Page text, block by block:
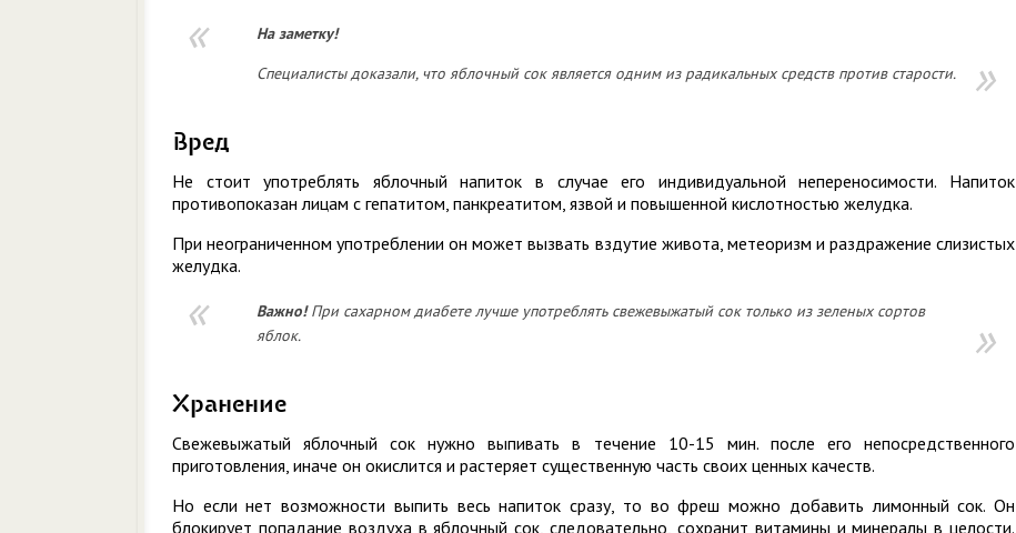
На заметку!
Специалисты доказали, что яблочный сок является одним из радикальных средств против старости.
Вред
Не стоит употреблять яблочный напиток в случае его индивидуальной непереносимости. Напиток
противопоказан лицам с гепатитом, панкреатитом, язвой и повышенной кислотностью желудка.
При неограниченном употреблении он может вызвать вздутие живота, метеоризм и раздражение слизистых
желудка.
Важно!При сахарном диабете лучше употреблять свежевыжатый сок только из зеленых сортов
яблок.
Хранение
Свежевыжатый яблочный сок нужно выпивать в течение 10-15 мин. после его непосредственного
приготовления, иначе он окислится и растеряет существенную часть своих ценных качеств.
Но если нет возможности выпить весь напиток сразу, то во фреш можно добавить лимонный сок. Он
блокирует попадание воздуха в яблочный сок, следовательно, сохранит витамины и минералы в целости.